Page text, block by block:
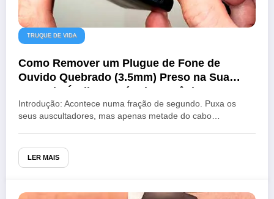
TRUQUE DE VIDA
Como Remover um Plugue de Fone de
Ouvido Quebrado (3.5mm) Preso na Sua
Porta de Áudio: O Método Mecânico Seguro
Introdução: Acontece numa fração de segundo. Puxa os
seus auscultadores, mas apenas metade do cabo…
LER MAIS